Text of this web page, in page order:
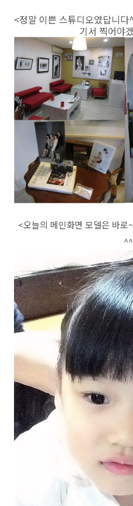
<정말 이쁜 스튜디오였답니
기서 찍어야
<오늘의 메인화면 모델은 바로